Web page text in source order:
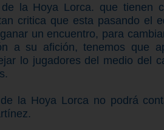
la Hoya Lorca. que tienen
critica que esta pasando el
un encuentro, para
a su afición, tenemos que
lo jugadores del medio del
la Hoya Lorca no podrá